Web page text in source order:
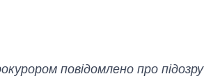
повідомлено про підозру